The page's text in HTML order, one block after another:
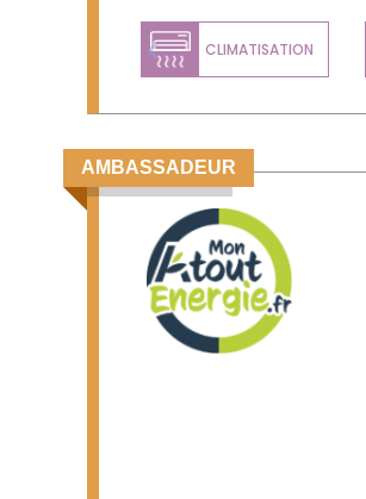
CLIMATISATION
Previous
AMBASSADEUR